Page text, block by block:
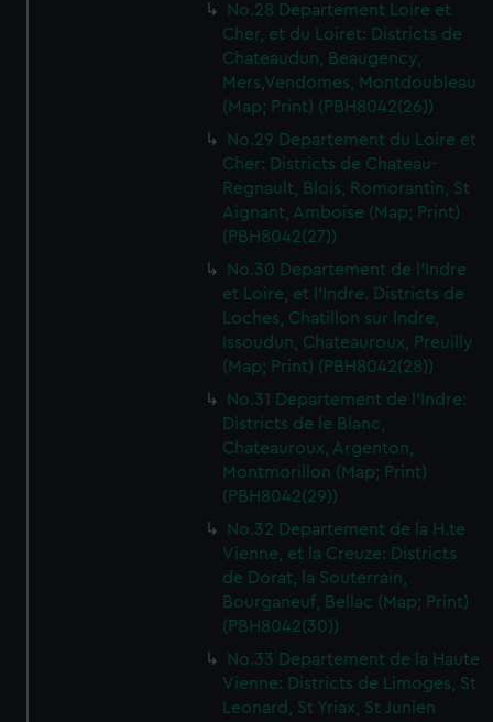
No.28 Departement Loire et
Cher, et du Loiret: Districts de
Chateaudun, Beaugency,
Mers,Vendomes, Montdoubleau
(Map; Print) (PBH8042(26))
No.29 Departement du Loire et
Cher: Districts de Chateau-
Regnault, Blois, Romorantin, St
Aignant, Amboise (Map; Print)
(PBH8042(27))
No.30 Departement de l'Indre
et Loire, et l'Indre. Districts de
Loches, Chatillon sur Indre,
Issoudun, Chateauroux, Preuilly
(Map; Print) (PBH8042(28))
No.31 Departement de l'Indre:
Districts de le Blanc,
Chateauroux, Argenton,
Montmorillon (Map; Print)
(PBH8042(29))
No.32 Departement de la H.te
Vienne, et la Creuze: Districts
de Dorat, la Souterrain,
Bourganeuf, Bellac (Map; Print)
(PBH8042(30))
No.33 Departement de la Haute
Vienne: Districts de Limoges, St
Leonard, St Yriax, St Junien